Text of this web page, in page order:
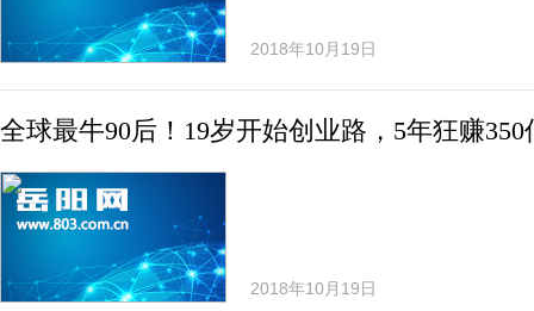
2018年10月19日
全球最牛90后！19岁开始创业路，5年狂赚350
2018年10月19日